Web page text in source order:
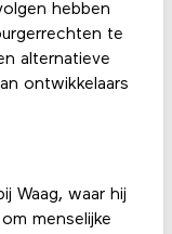
hebben
te
alternatieve
ontwikkelaars
Waag, waar hij
menselijke